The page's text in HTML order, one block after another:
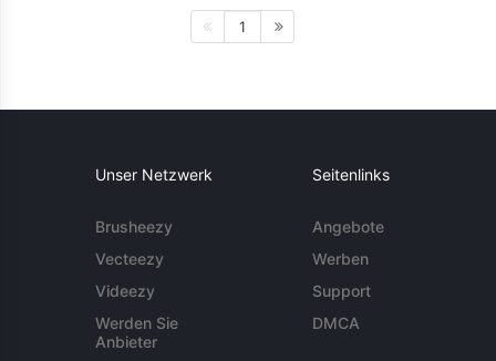
1
Unser Netzwerk
Brusheezy
Vecteezy
Videezy
Werden Sie
Anbieter
Seitenlinks
Angebote
Werben
Support
DMCA